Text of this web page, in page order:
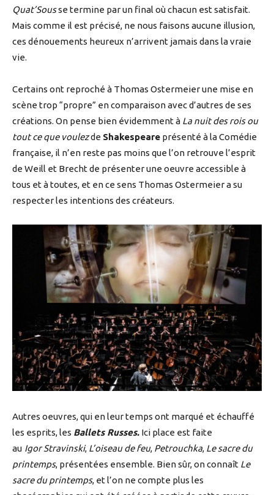
Quat’Sousse termine par un final où chacun est satisfait.
Mais comme il est précisé, ne nous faisons aucune illusion,
ces dénouements heureux n’arrivent jamais dans la vraie
vie.
Certains ont reproché à Thomas Ostermeier une mise en
scène trop “propre” en comparaison avec d’autres de ses
créations. On pense bien évidemment à La nuit des rois ou
tout ce que voulezde Shakespeare présenté à la Comédie
française, il n’en reste pas moins que l’on retrouve l’esprit
de Weill et Brecht de présenter une oeuvre accessible à
tous et à toutes, et en ce sens Thomas Ostermeier a su
respecter les intentions des créateurs.
Autres oeuvres, qui en leur temps ont marqué et échauffé
les esprits, les Ballets Russes. Ici place est faite
au Igor Stravinski, L’oiseau de feu, Petrouchka, Le sacre du
printemps, présentées ensemble. Bien sûr, on connaît Le
sacre du printemps, et l’on ne compte plus les